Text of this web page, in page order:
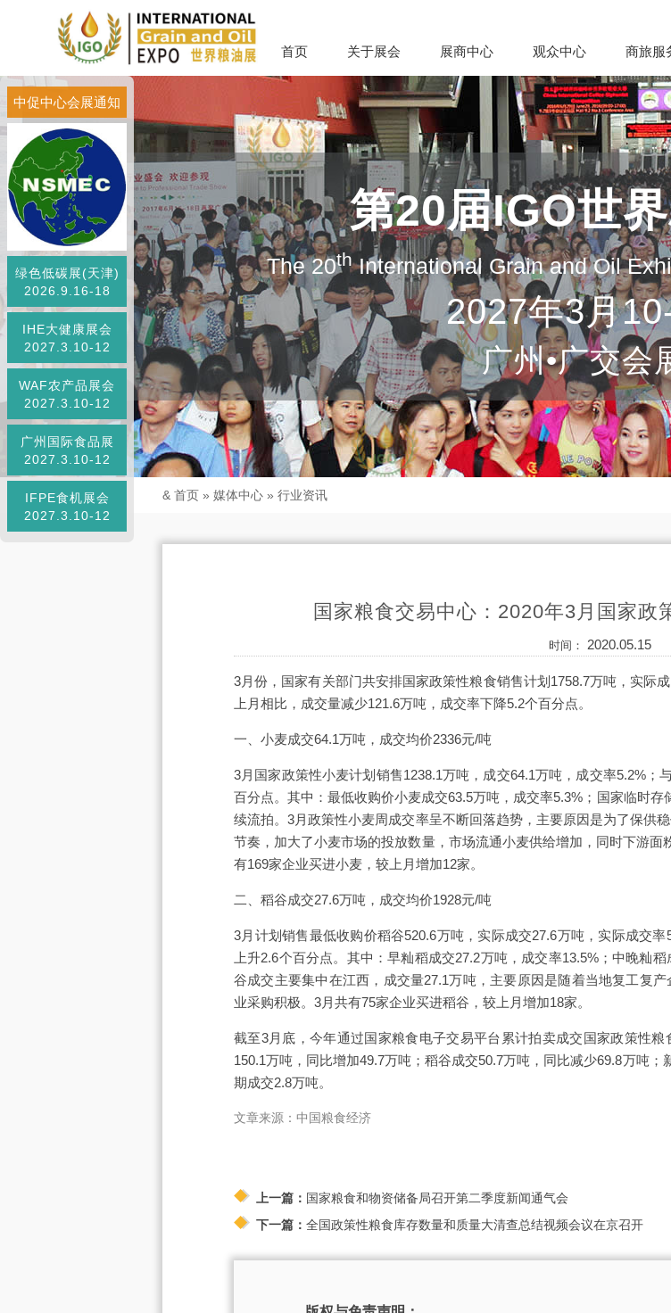
首页 关于展会 展商中心 观众中心 商旅服
第20届IGO世
The 20thInternational Grain and Oil
2027年3月
广州•广交会
中促中心会展通知
绿色低碳展(天津)
2026.9.16-18
IHE大健康展会
2027.3.10-12
WAF农产品展会
2027.3.10-12
广州国际食品展
2027.3.10-12
IFPE食机展会
2027.3.10-12
& 首页 » 媒体中心 » 行业资讯
国家粮食交易中心：2020年3月国家政
时间： 2020.05.15
3月份，国家有关部门共安排国家政策性粮食销售计划1758.7万吨，实际
上月相比，成交量减少121.6万吨，成交率下降5.2个百分点。
一、小麦成交64.1万吨，成交均价2336元/吨
3月国家政策性小麦计划销售1238.1万吨，成交64.1万吨，成交率5.2%；
百分点。其中：最低收购价小麦成交63.5万吨，成交率5.3%；国家临时
续流拍。3月政策性小麦周成交率呈不断回落趋势，主要原因是为了保供
节奏，加大了小麦市场的投放数量，市场流通小麦供给增加，同时下游
有169家企业买进小麦，较上月增加12家。
二、稻谷成交27.6万吨，成交均价1928元/吨
3月计划销售最低收购价稻谷520.6万吨，实际成交27.6万吨，实际成交
上升2.6个百分点。其中：早籼稻成交27.2万吨，成交率13.5%；中晚籼
谷成交主要集中在江西，成交量27.1万吨，主要原因是随着当地复工复
业采购积极。3月共有75家企业买进稻谷，较上月增加18家。
截至3月底，今年通过国家粮食电子交易平台累计拍卖成交国家政策性
150.1万吨，同比增加49.7万吨；稻谷成交50.7万吨，同比减少69.8万吨
期成交2.8万吨。
文章来源：中国粮食经济
上一篇： 国家粮食和物资储备局召开第二季度新闻通气会
下一篇： 全国政策性粮食库存数量和质量大清查总结视频会议在京召开